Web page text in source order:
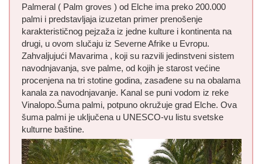
Palmeral ( Palm groves ) od Elche ima preko 200.000
palmi i predstavljaja izuzetan primer prenošenje
karakterističnog pejzaža iz jedne kulture i kontinenta na
drugi, u ovom slučaju iz Severne Afrike u Evropu.
Zahvaljujući Mavarima , koji su razvili jedinstveni sistem
navodnjavanja, sve palme, od kojih je starost većine
procenjena na tri stotine godina, zasađene su na obalama
kanala za navodnjavanje. Kanal se puni vodom iz reke
Vinalopo.Šuma palmi, potpuno okružuje grad Elche. Ova
šuma palmi je uključena u UNESCO-vu listu svetske
kulturne baštine.